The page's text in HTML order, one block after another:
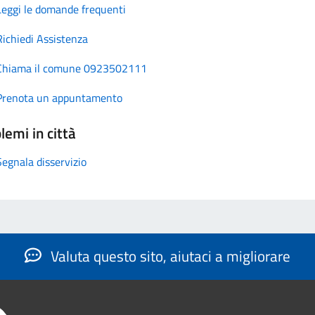
le domande frequenti
Assistenza
il comune 0923502111
un appuntamento
in città
disservizio
Valuta questo sito, aiutaci a migliorare